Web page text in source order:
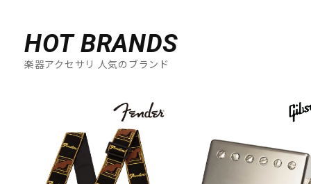
HOT BRANDS
楽器アクセサリ 人気のブランド